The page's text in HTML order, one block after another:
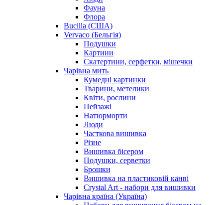
Фауна
Флора
Bucilla (США)
Vervaco (Бельгія)
Подушки
Картини
Скатертини, серфетки, мішечки
Чарiвна мить
Кумедні картинки
Тварини, метелики
Квіти, рослини
Пейзажі
Натюрморти
Люди
Часткова вишивка
Різне
Вишивка бісером
Подушки, серветки
Брошки
Вишивка на пластиковій канві
Crystal Art - набори для вишивки
Чарівна країна (Україна)